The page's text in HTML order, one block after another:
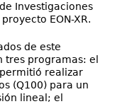
Investigaciones
EON-XR.
de este
tres programas: el
realizar
(Q100) para un
lineal; el